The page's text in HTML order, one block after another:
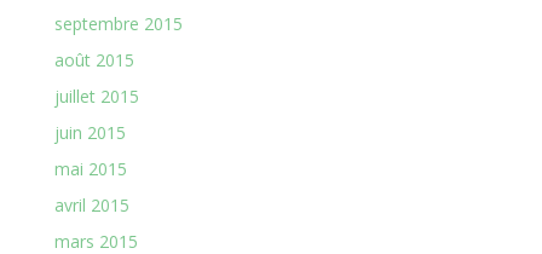
septembre 2015
août 2015
juillet 2015
juin 2015
mai 2015
avril 2015
mars 2015